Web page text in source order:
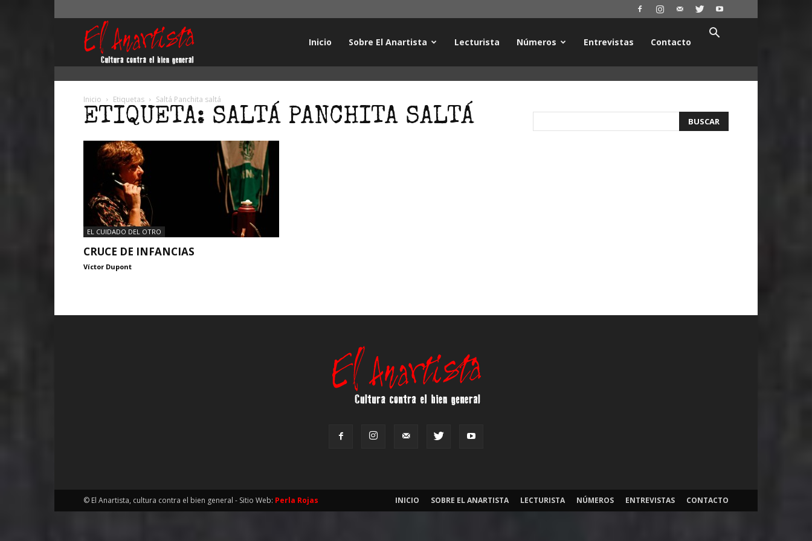
Inicio Sobre El Anartista Lecturista Números Entrevistas Contacto
Inicio Etiquetas Saltá Panchita saltá
ETIQUETA: SALTÁ PANCHITA SALTÁ
EL CUIDADO DEL OTRO
CRUCE DE INFANCIAS
Víctor Dupont
INICIO SOBRE EL ANARTISTA LECTURISTA NÚMEROS ENTREVISTAS CONTACTO
© El Anartista, cultura contra el bien general - Sitio Web: Perla Rojas